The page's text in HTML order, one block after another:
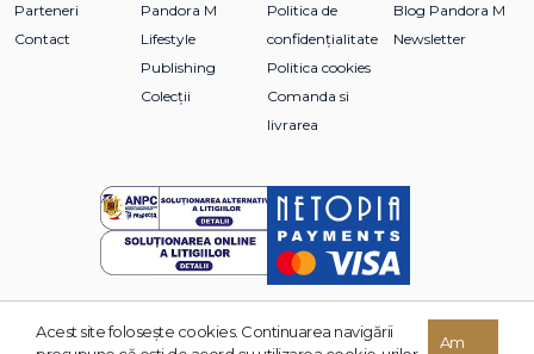
Parteneri
Contact
Pandora M
Lifestyle
Publishing
Colecții
Politica de
confidențialitate
Politica cookies
Comanda si
livrarea
Blog Pandora M
Newsletter
© 2026 Grupul Editorial TREI. Toate drepturile rezervate.
Acest site foloseşte cookies. Continuarea navigării
Am